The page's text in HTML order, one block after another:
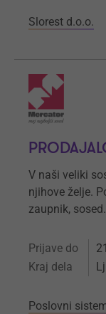
Slorest d.o.o.
V naši veliki
njihove želje.
zaupnik, sosed.
Prijave do
Kraj dela
Poslovni